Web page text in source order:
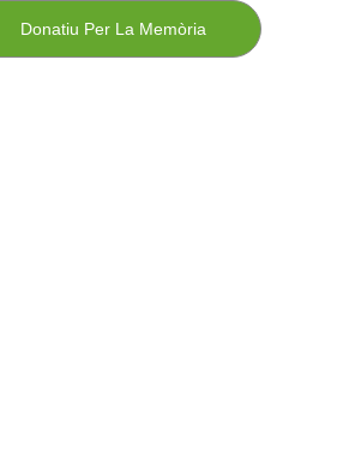
Donatiu Per La Memòria